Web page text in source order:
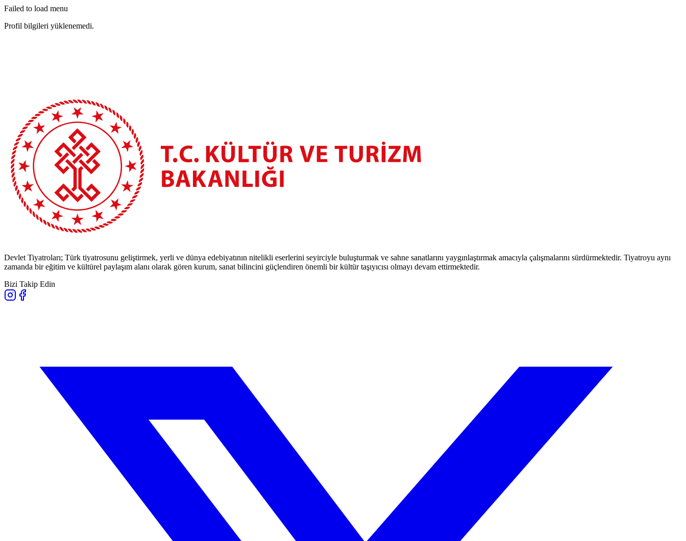
Failed to load menu
Profil bilgileri yüklenemedi.
Devlet Tiyatroları; Türk tiyatrosunu geliştirmek, yerli ve dünya edebiyatının nitelikli eserlerini seyirciyle buluşturmak ve sahne sanatlarını yaygınlaştırmak amacıyla çalışmalarını sürdürmektedir. Tiyatroyu aynı
zamanda bir eğitim ve kültürel paylaşım alanı olarak gören kurum, sanat bilincini güçlendiren önemli bir kültür taşıyıcısı olmayı devam ettirmektedir.
Bizi Takip Edin